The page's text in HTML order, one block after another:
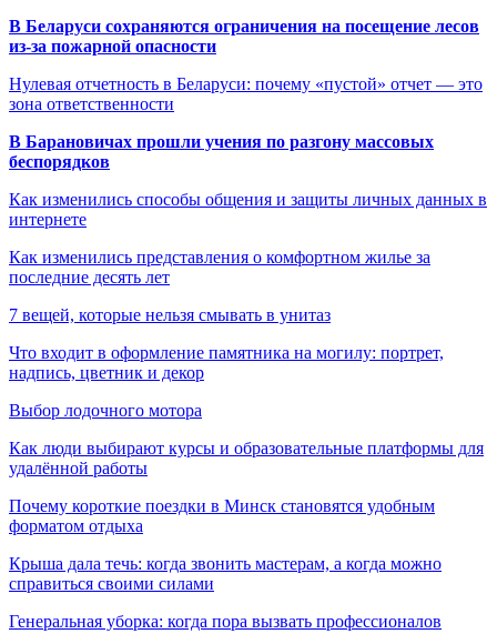
В Беларуси сохраняются ограничения на посещение лесов
из-за пожарной опасности
Нулевая отчетность в Беларуси: почему «пустой» отчет — это
зона ответственности
В Барановичах прошли учения по разгону массовых
беспорядков
Как изменились способы общения и защиты личных данных в
интернете
Как изменились представления о комфортном жилье за
последние десять лет
7 вещей, которые нельзя смывать в унитаз
Что входит в оформление памятника на могилу: портрет,
надпись, цветник и декор
Выбор лодочного мотора
Как люди выбирают курсы и образовательные платформы для
удалённой работы
Почему короткие поездки в Минск становятся удобным
форматом отдыха
Крыша дала течь: когда звонить мастерам, а когда можно
справиться своими силами
Генеральная уборка: когда пора вызвать профессионалов